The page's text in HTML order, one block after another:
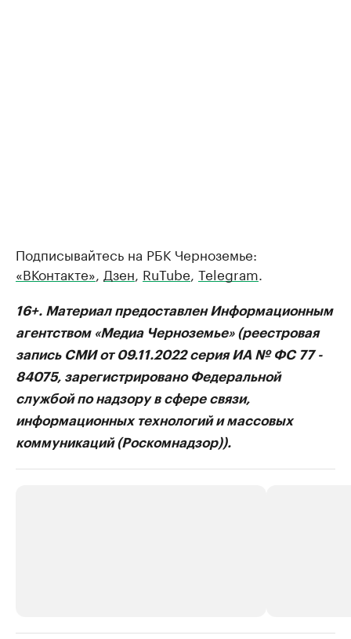
Подписывайтесь на РБК Черноземье:
«ВКонтакте», Дзен, RuTube, Telegram.
16+. Материал предоставлен Информационным
агентством «Медиа Черноземье» (реестровая
запись СМИ от 09.11.2022 серия ИА № ФС 77 -
84075, зарегистрировано Федеральной
службой по надзору в сфере связи,
информационных технологий и массовых
коммуникаций (Роскомнадзор)).